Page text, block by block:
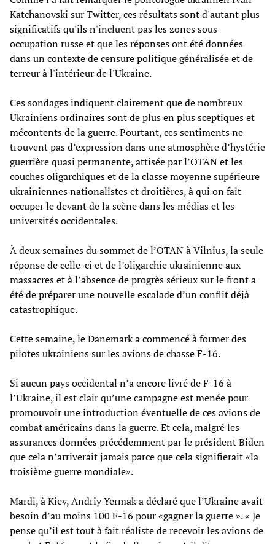
Katchanovski sur Twitter, ces résultats sont d'autant plus
significatifs qu'ils n'incluent pas les zones sous
occupation russe et que les réponses ont été données
dans un contexte de censure politique généralisée et de
terreur à l'intérieur de l'Ukraine.
Ces sondages indiquent clairement que de nombreux
Ukrainiens ordinaires sont de plus en plus sceptiques et
mécontents de la guerre. Pourtant, ces sentiments ne
trouvent pas d’expression dans une atmosphère d’hystérie
guerrière quasi permanente, attisée par l’OTAN et les
couches oligarchiques et de la classe moyenne supérieure
ukrainiennes nationalistes et droitières, à qui on fait
occuper le devant de la scène dans les médias et les
universités occidentales.
À deux semaines du sommet de l’OTAN à Vilnius, la seule
réponse de celle-ci et de l’oligarchie ukrainienne aux
massacres et à l’absence de progrès sérieux sur le front a
été de préparer une nouvelle escalade d’un conflit déjà
catastrophique.
Cette semaine, le Danemark a commencé à former des
pilotes ukrainiens sur les avions de chasse F-16.
Si aucun pays occidental n’a encore livré de F-16 à
l’Ukraine, il est clair qu’une campagne est menée pour
promouvoir une introduction éventuelle de ces avions de
combat américains dans la guerre. Et cela, malgré les
assurances données précédemment par le président Biden
que cela n’arriverait jamais parce que cela signifierait «la
troisième guerre mondiale».
Mardi, à Kiev, Andriy Yermak a déclaré que l’Ukraine avait
besoin d’au moins 100 F-16 pour «gagner la guerre ». « Je
pense qu’il est tout à fait réaliste de recevoir les avions de